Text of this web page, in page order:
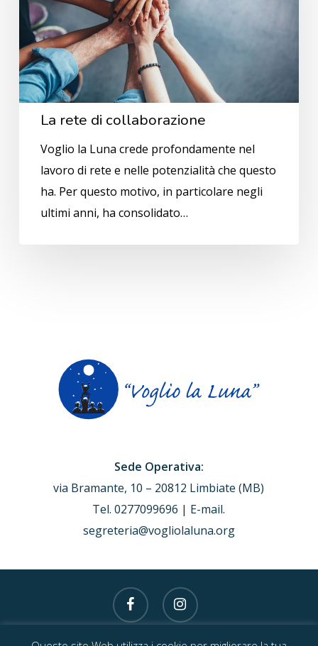
La rete di collaborazione
Voglio la Luna crede profondamente nel
lavoro di rete e nelle potenzialità che questo
ha. Per questo motivo, in particolare negli
ultimi anni, ha consolidato…
Sede Operativa:
via Bramante, 10 – 20812 Limbiate (MB)
Tel. 0277099696 | E-mail.
segreteria@vogliolaluna.org
facebook instagram